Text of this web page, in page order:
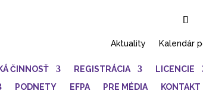
Aktuality Kalendár
ČINNOSŤ REGISTRÁCIA LICENCIE
PODNETY EFPA PRE MÉDIA KONTAKT